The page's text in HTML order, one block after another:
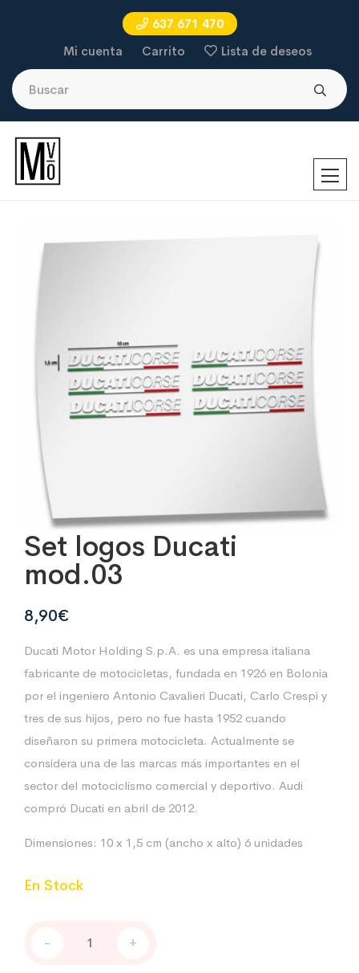
637 671 470
Mi cuenta
Carrito Lista de deseos
Set logos Ducati
mod.03
8,90€
Ducati Motor Holding S.p.A. es una empresa italiana
fabricante de motocicletas, fundada en 1926 en Bolonia
por el ingeniero Antonio Cavalieri Ducati, Carlo Crespi y
tres de sus hijos, pero no fue hasta 1952 cuando
diseñaron su primera motocicleta. Actualmente se
considera una de las marcas más importantes en el
sector del motociclismo comercial y deportivo. Audi
compró Ducati en abril de 2012.
Dimensiones: 10 x 1,5 cm (ancho x alto) 6 unidades
En Stock
logos
- +